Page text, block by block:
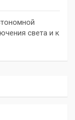
света и к